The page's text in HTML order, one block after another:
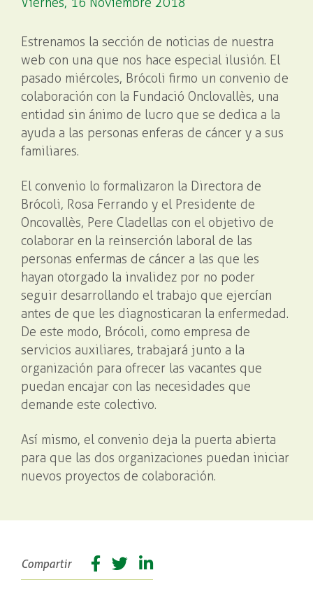
Compartir
Facebook
share
Twitter
Linkedin
Estrenamos la sección de noticias de nuestra
web con una que nos hace especial ilusión. El
pasado miércoles, Brócoli firmo un convenio de
colaboración con la Fundació Onclovallès, una
entidad sin ánimo de lucro que se dedica a la
ayuda a las personas enferas de cáncer y a sus
familiares.
El convenio lo formalizaron la Directora de
Brócoli, Rosa Ferrando y el Presidente de
Oncovallès, Pere Cladellas con el objetivo de
colaborar en la reinserción laboral de las
personas enfermas de cáncer a las que les
hayan otorgado la invalidez por no poder
seguir desarrollando el trabajo que ejercían
antes de que les diagnosticaran la enfermedad.
De este modo, Brócoli, como empresa de
servicios auxiliares, trabajará junto a la
organización para ofrecer las vacantes que
puedan encajar con las necesidades que
demande este colectivo.
Así mismo, el convenio deja la puerta abierta
para que las dos organizaciones puedan iniciar
nuevos proyectos de colaboración.